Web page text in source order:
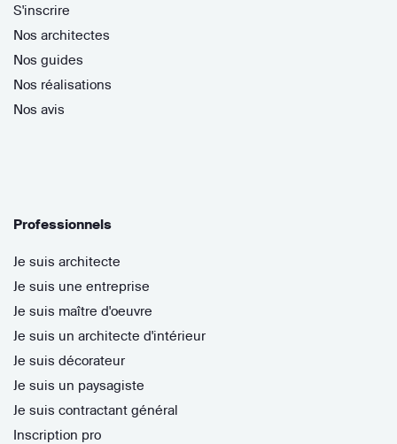
S'inscrire
Nos architectes
Nos guides
Nos réalisations
Nos avis
Professionnels
Je suis architecte
Je suis une entreprise
Je suis maître d'oeuvre
Je suis un architecte d'intérieur
Je suis décorateur
Je suis un paysagiste
Je suis contractant général
Inscription pro